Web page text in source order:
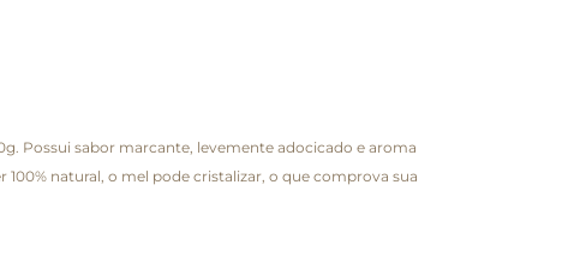
Possui sabor marcante, levemente adocicado e aroma
natural, o mel pode cristalizar, o que comprova sua